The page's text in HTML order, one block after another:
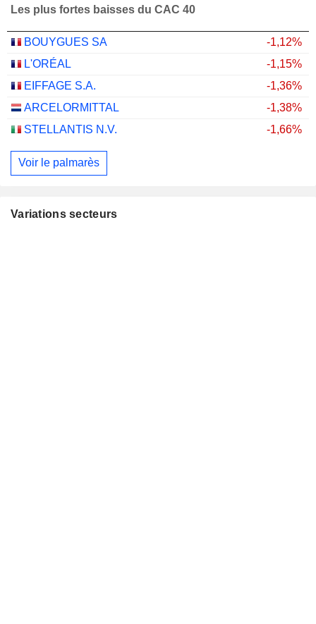
Les plus fortes baisses du CAC 40
BOUYGUES SA
-1,12%
L'ORÉAL
-1,15%
EIFFAGE S.A.
-1,36%
ARCELORMITTAL
-1,38%
STELLANTIS N.V.
-1,66%
Voir le palmarès
Variations secteurs